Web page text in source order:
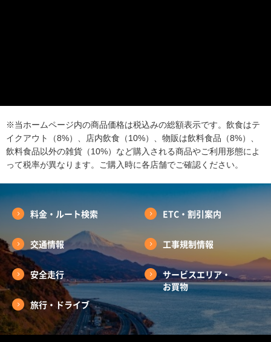
※当ホームページ内の商品価格は税込みの総額表示です。飲食はテ
イクアウト（8%）、店内飲食（10%）、物販は飲料食品（8%）、
飲料食品以外の雑貨（10%）など購入される商品やご利用形態によ
って税率が異なります。ご購入時に各店舗でご確認ください。
料金・ルート検索 ETC・割引案内
交通情報 工事規制情報
安全走行
サービスエリア・
お買物
旅行・ドライブ